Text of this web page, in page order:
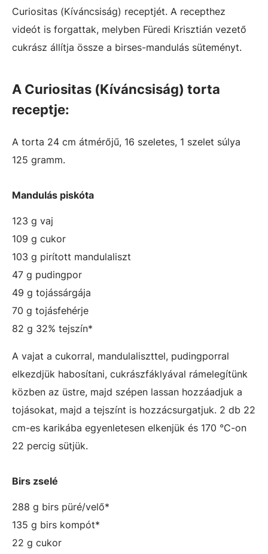
Curiositas (Kíváncsiság) receptjét. A recepthez
videót is forgattak, melyben Füredi Krisztián vezető
cukrász állítja össze a birses-mandulás süteményt.
A Curiositas (Kíváncsiság) torta
receptje:
A torta 24 cm átmérőjű, 16 szeletes, 1 szelet súlya
125 gramm.
Mandulás piskóta
123 g vaj
109 g cukor
103 g pirított mandulaliszt
47 g pudingpor
49 g tojássárgája
70 g tojásfehérje
82 g 32% tejszín*
A vajat a cukorral, mandulaliszttel, pudingporral
elkezdjük habosítani, cukrászfáklyával rámelegítünk
közben az üstre, majd szépen lassan hozzáadjuk a
tojásokat, majd a tejszínt is hozzácsurgatjuk. 2 db 22
cm-es karikába egyenletesen elkenjük és 170 °C-on
22 percig sütjük.
Birs zselé
288 g birs püré/velő*
135 g birs kompót*
22 g cukor